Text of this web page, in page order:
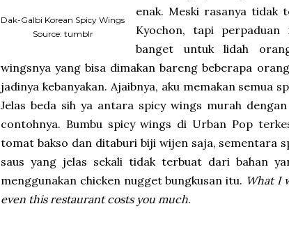
Dak-Galbi Korean Spicy Wings
Source: tumblr
enak. Meski rasanya tidak
Kyochon, tapi perpaduan
banget untuk lidah
wingsnya yang bisa dimakan bareng beberapa
jadinya kebanyakan. Ajaibnya, aku memakan semua
Jelas beda sih ya antara spicy wings murah
contohnya. Bumbu spicy wings di Urban Pop
tomat bakso dan ditaburi biji wijen saja, sementara
saus yang jelas sekali tidak terbuat dari bahan
menggunakan chicken nugget bungkusan itu. What I
even this restaurant costs you much.